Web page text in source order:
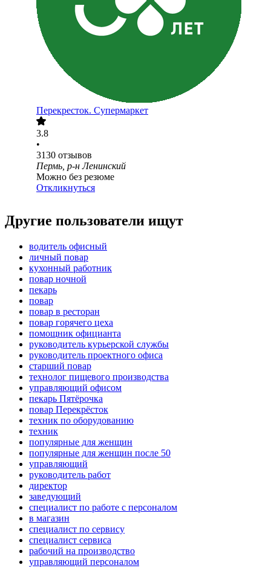
Перекресток. Супермаркет
3.8
•
3130 отзывов
Пермь, р-н Ленинский
Можно без резюме
Откликнуться
Другие пользователи ищут
водитель офисный
личный повар
кухонный работник
повар ночной
пекарь
повар
повар в ресторан
повар горячего цеха
помощник официанта
руководитель курьерской службы
руководитель проектного офиса
старший повар
технолог пищевого производства
управляющий офисом
пекарь Пятёрочка
повар Перекрёсток
техник по оборудованию
техник
популярные для женщин
популярные для женщин после 50
управляющий
руководитель работ
директор
заведующий
специалист по работе с персоналом
в магазин
специалист по сервису
специалист сервиса
рабочий на производство
управляющий персоналом